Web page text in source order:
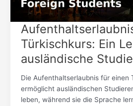
Türkischkurs: Ein
ausländische
Die Aufenthaltserlaubnis für einen
ermöglicht ausländischen
leben, während sie die Sprache